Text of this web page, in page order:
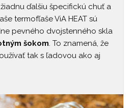
ďalšiu špecifickú chuť a
termofľaše ViA HEAT sú
pevného dvojstenného skla
šokom. To znamená, že
tak s ľadovou ako aj